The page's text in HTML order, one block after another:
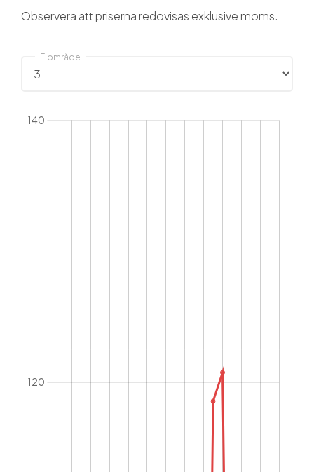
Observera att priserna redovisas exklusive moms.
Elområde